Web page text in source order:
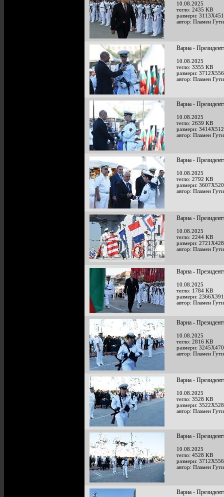
10.08.2025
тегло: 2435 KB
размери:
автор: Пламен
Варна -
10.08.2025
тегло: 3355 KB
размери:
автор: Пламен
Варна -
10.08.2025
тегло: 2639 KB
размери:
автор: Пламен
Варна -
10.08.2025
тегло: 2792 KB
размери:
автор: Пламен
Варна -
10.08.2025
тегло: 2244 KB
размери:
автор: Пламен
Варна -
10.08.2025
тегло: 1784 KB
размери:
автор: Пламен
Варна -
10.08.2025
тегло: 2816 KB
размери:
автор: Пламен
Варна -
10.08.2025
тегло: 3528 KB
размери:
автор: Пламен
Варна -
10.08.2025
тегло: 4528 KB
размери:
автор: Пламен
Варна -